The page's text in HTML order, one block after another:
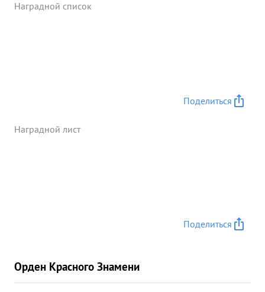
Подготовил материалы по описанию Полтавской
Наградной список
Поделиться
Наградной лист
Поделиться
Орден Красного Знамени